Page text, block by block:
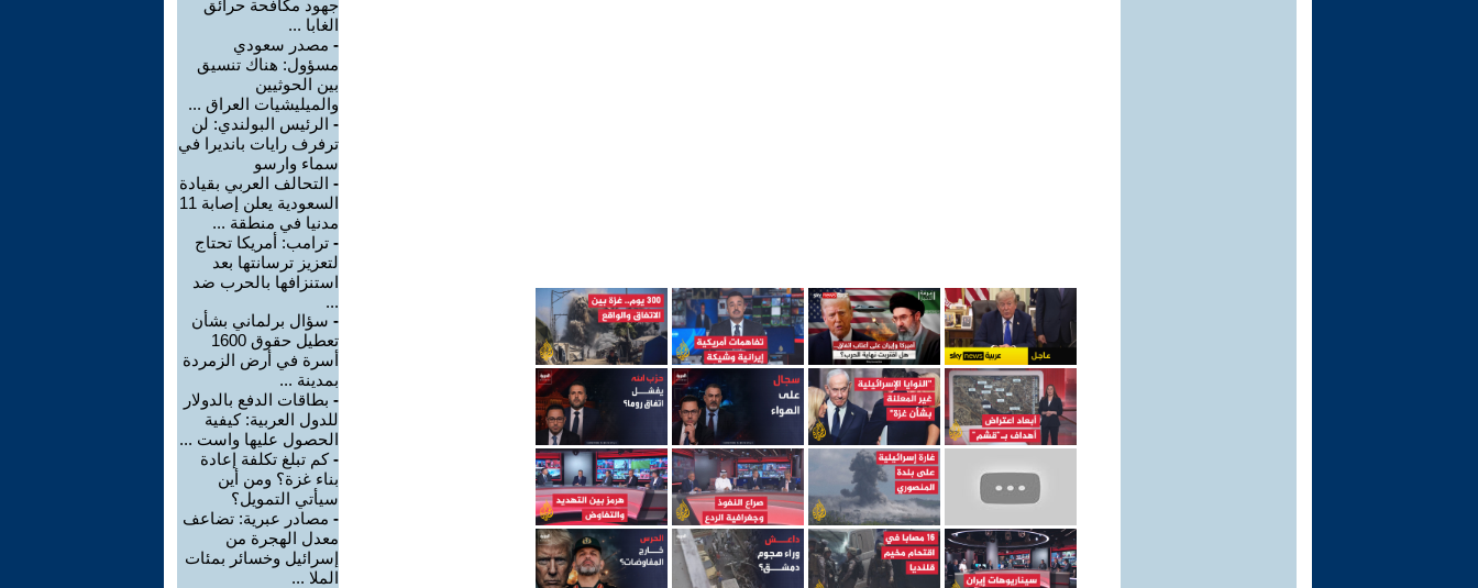
جهود مكافحة حرائق
الغابا ...
- مصدر سعودي
مسؤول: هناك تنسيق
بين الحوثيين
والميليشيات العراق ...
- الرئيس البولندي: لن
ترفرف رايات بانديرا في
سماء وارسو
- التحالف العربي بقيادة
السعودية يعلن إصابة 11
مدنيا في منطقة ...
- ترامب: أمريكا تحتاج
لتعزيز ترسانتها بعد
استنزافها بالحرب ضد
...
- سؤال برلماني بشأن
تعطيل حقوق 1600
أسرة في أرض الزمردة
بمدينة ...
- بطاقات الدفع بالدولار
للدول العربية: كيفية
الحصول عليها واست ...
-كم تبلغ تكلفة إعادة
بناء غزة؟ ومن أين
سيأتي التمويل؟
- مصادر عبرية: تضاعف
معدل الهجرة من
إسرائيل وخسائر بمئات
الملا ...